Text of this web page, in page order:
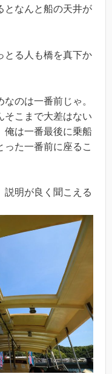
となんと船の天井が
とる人も橋を真下か
のは一番前じゃ。
そこまで大差はない
俺は一番最後に乗船
った一番前に座るこ
説明が良く聞こえる